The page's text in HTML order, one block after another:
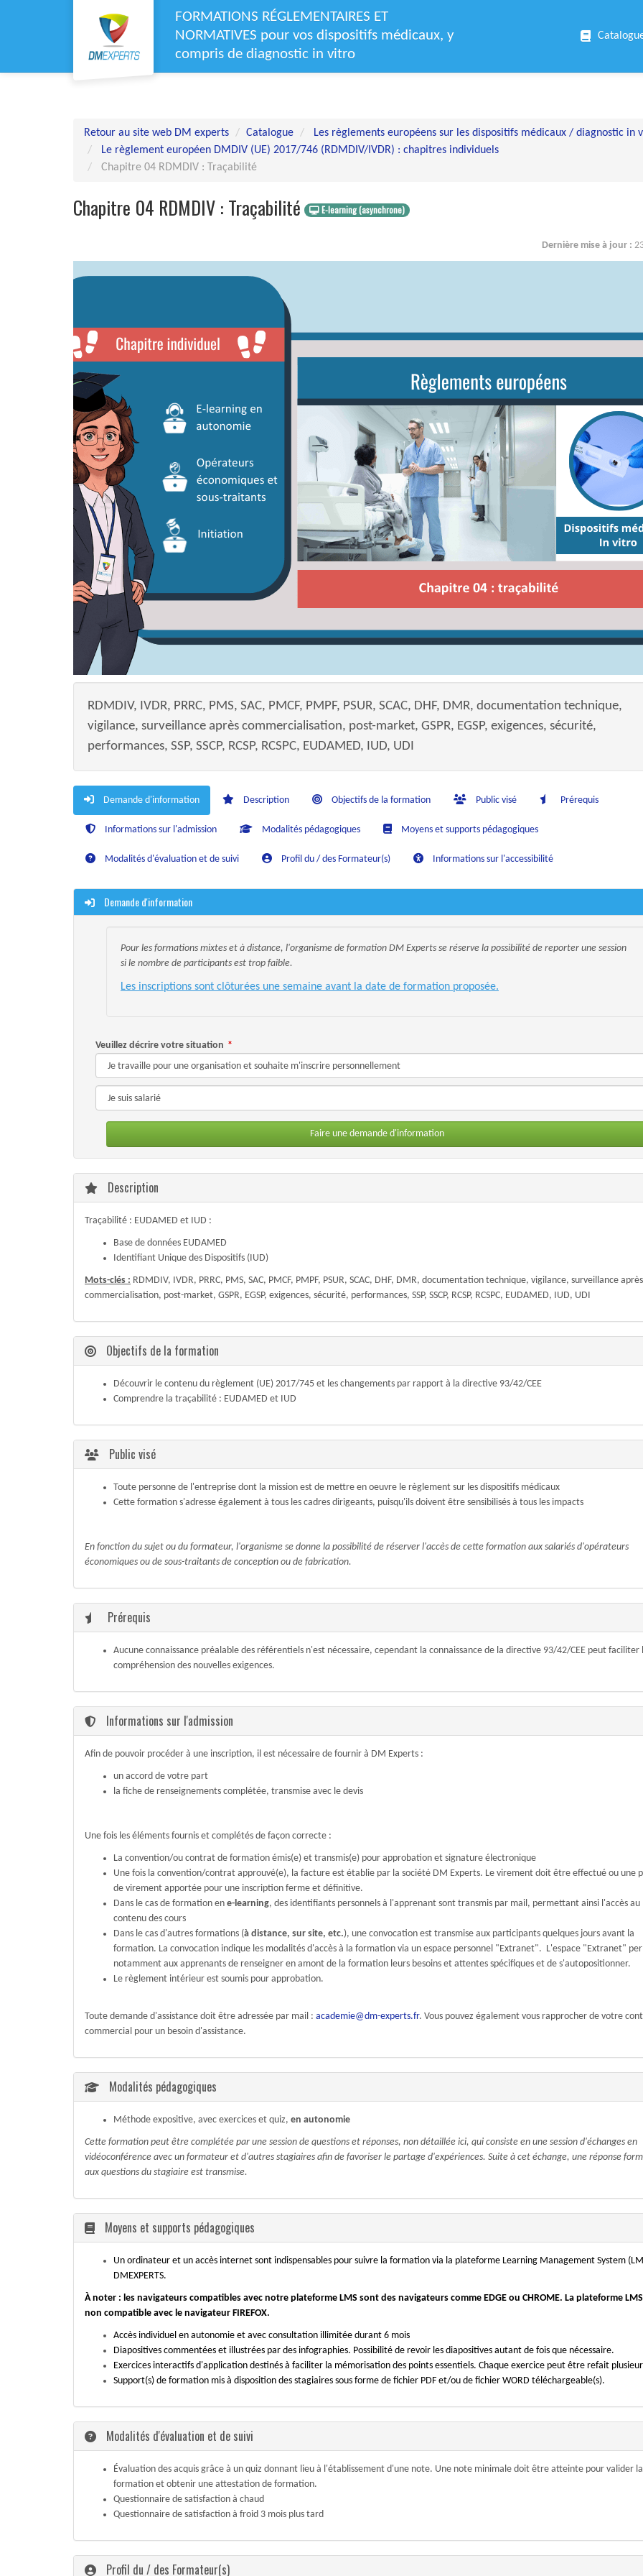
Aller au menu principal
Aller au contenu principal
Personnaliser l'interface
FORMATIONS RÉGLEMENTAIRES ET
NORMATIVES pour vos dispositifs médicaux, y
compris de diagnostic in vitro
Retour au site web DM experts Catalogue
Les règlements européens sur les dispositifs médicaux / diagnostic in
Le règlement européen DMDIV (UE) 2017/746 (RDMDIV/IVDR) : chapitres individuels
Chapitre 04 RDMDIV : Traçabilité
Chapitre 04 RDMDIV : Traçabilité E-learning (asynchrone)
Dernière mise à jour :
RDMDIV, IVDR, PRRC, PMS, SAC, PMCF, PMPF, PSUR, SCAC, DHF, DMR, documentation technique,
vigilance, surveillance après commercialisation, post-market, GSPR, EGSP, exigences, sécurité,
performances, SSP, SSCP, RCSP, RCSPC, EUDAMED, IUD, UDI
Demande d'information Description Objectifs de la formation Public visé Prérequis
Informations sur l'admission Modalités pédagogiques Moyens et supports pédagogiques
Modalités d'évaluation et de suivi Profil du / des Formateur(s) Informations sur l'accessibilité
Demande d'information
Pour les formations mixtes et à distance, l'organisme de formation DM Experts se réserve la possibilité de reporter une session
si le nombre de participants est trop faible.
Les inscriptions sont clôturées une semaine avant la date de formation proposée.
Veuillez décrire votre situation
Faire une demande d'information
Description
Traçabilité : EUDAMED et IUD :
Base de données EUDAMED
Identifiant Unique des Dispositifs (IUD)
Mots-clés : RDMDIV, IVDR, PRRC, PMS, SAC, PMCF, PMPF, PSUR, SCAC, DHF, DMR, documentation technique, vigilance, surveillance après
commercialisation, post-market, GSPR, EGSP, exigences, sécurité, performances, SSP, SSCP, RCSP, RCSPC, EUDAMED, IUD, UDI
Objectifs de la formation
Découvrir le contenu du règlement (UE) 2017/745 et les changements par rapport à la directive 93/42/CEE
Comprendre la traçabilité : EUDAMED et IUD
Public visé
Toute personne de l'entreprise dont la mission est de mettre en oeuvre le règlement sur les dispositifs médicaux
Cette formation s'adresse également à tous les cadres dirigeants, puisqu'ils doivent être sensibilisés à tous les impacts
En fonction du sujet ou du formateur, l'organisme se donne la possibilité de réserver l'accès de cette formation aux salariés d'opérateurs
économiques ou de sous-traitants de conception ou de fabrication.
Prérequis
Aucune connaissance préalable des référentiels n'est nécessaire, cependant la connaissance de la directive 93/42/CEE peut faciliter
compréhension des nouvelles exigences.
Informations sur l'admission
Afin de pouvoir procéder à une inscription, il est nécessaire de fournir à DM Experts :
un accord de votre part
la fiche de renseignements complétée, transmise avec le devis
Une fois les éléments fournis et complétés de façon correcte :
La convention/ou contrat de formation émis(e) et transmis(e) pour approbation et signature électronique
Une fois la convention/contrat approuvé(e), la facture est établie par la société DM Experts. Le virement doit être effectué ou une
de virement apportée pour une inscription ferme et définitive.
Dans le cas de formation en e-learning, des identifiants personnels à l'apprenant sont transmis par mail, permettant ainsi l'accès au
contenu des cours
Dans le cas d'autres formations (à distance, sur site, etc.), une convocation est transmise aux participants quelques jours avant la
formation. La convocation indique les modalités d'accès à la formation via un espace personnel "Extranet". L'espace "Extranet"
notamment aux apprenants de renseigner en amont de la formation leurs besoins et attentes spécifiques et de s'autopositionner.
Le règlement intérieur est soumis pour approbation.
Toute demande d'assistance doit être adressée par mail : academie@dm-experts.fr. Vous pouvez également vous rapprocher de votre
commercial pour un besoin d'assistance.
Modalités pédagogiques
Méthode expositive, avec exercices et quiz, en autonomie
Cette formation peut être complétée par une session de questions et réponses, non détaillée ici, qui consiste en une session d'échanges en
vidéoconférence avec un formateur et d'autres stagiaires afin de favoriser le partage d'expériences. Suite à cet échange, une réponse
aux questions du stagiaire est transmise.
Moyens et supports pédagogiques
Un ordinateur et un accès internet sont indispensables pour suivre la formation via la plateforme Learning Management System
DMEXPERTS.
À noter : les navigateurs compatibles avec notre plateforme LMS sont des navigateurs comme EDGE ou CHROME. La plateforme
non compatible avec le navigateur FIREFOX.
Accès individuel en autonomie et avec consultation illimitée durant 6 mois
Diapositives commentées et illustrées par des infographies. Possibilité de revoir les diapositives autant de fois que nécessaire.
Exercices interactifs d'application destinés à faciliter la mémorisation des points essentiels. Chaque exercice peut être refait
Support(s) de formation mis à disposition des stagiaires sous forme de fichier PDF et/ou de fichier WORD téléchargeable(s).
Modalités d'évaluation et de suivi
Évaluation des acquis grâce à un quiz donnant lieu à l'établissement d'une note. Une note minimale doit être atteinte pour valider la
formation et obtenir une attestation de formation.
Questionnaire de satisfaction à chaud
Questionnaire de satisfaction à froid 3 mois plus tard
Profil du / des Formateur(s)